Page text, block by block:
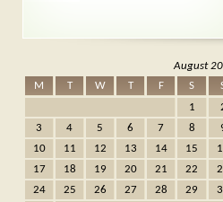
August
M
T W T F S
1
3
4 5 6 7 8
10
11 12 13 14 15
17
18 19 20 21 22
24
25 26 27 28 29